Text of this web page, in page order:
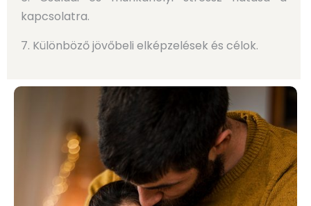
kapcsolatra.
7. Különböző jövőbeli elképzelések és célok.